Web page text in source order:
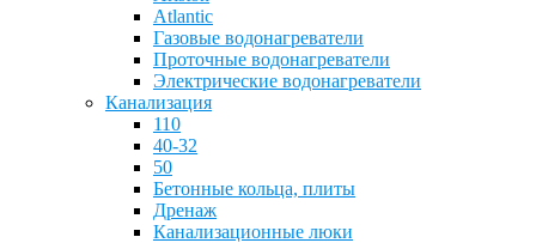
Atlantic
Газовые водонагреватели
Проточные водонагреватели
Электрические водонагреватели
Канализация
110
40-32
50
Бетонные кольца, плиты
Дренаж
Канализационные люки